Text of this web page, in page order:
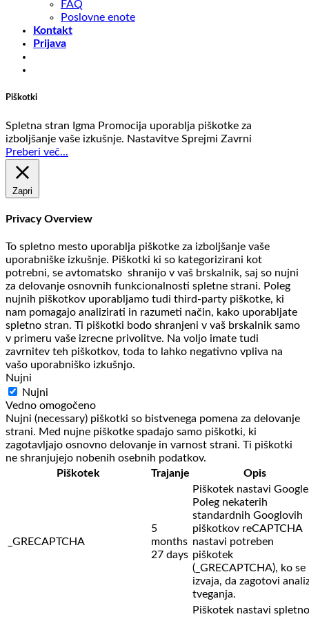
FAQ
Poslovne enote
Kontakt
Prijava
Piškotki
Spletna stran Igma Promocija uporablja piškotke za
izboljšanje vaše izkušnje. Nastavitve Sprejmi Zavrni
Preberi več...
Zapri
Privacy Overview
To spletno mesto uporablja piškotke za izboljšanje vaše
uporabniške izkušnje. Piškotki ki so kategorizirani kot
potrebni, se avtomatsko shranijo v vaš brskalnik, saj so nujni
za delovanje osnovnih funkcionalnosti spletne strani. Poleg
nujnih piškotkov uporabljamo tudi third-party piškotke, ki
nam pomagajo analizirati in razumeti način, kako uporabljate
spletno stran. Ti piškotki bodo shranjeni v vaš brskalnik samo
v primeru vaše izrecne privolitve. Na voljo imate tudi
zavrnitev teh piškotkov, toda to lahko negativno vpliva na
vašo uporabniško izkušnjo.
Nujni
Nujni
Vedno omogočeno
Nujni (necessary) piškotki so bistvenega pomena za delovanje
strani. Med nujne piškotke spadajo samo piškotki, ki
zagotavljajo osnovno delovanje in varnost strani. Ti piškotki
ne shranjujejo nobenih osebnih podatkov.
Piškotek
Trajanje Opis
_GRECAPTCHA
5
months
27 days
Piškotek nastavi
Poleg nekaterih
standardnih Googlovih
piškotkov reCAPTCHA
nastavi potreben
piškotek
(_GRECAPTCHA), ko se
izvaja, da zagotovi
tveganja.
Piškotek nastavi spletno